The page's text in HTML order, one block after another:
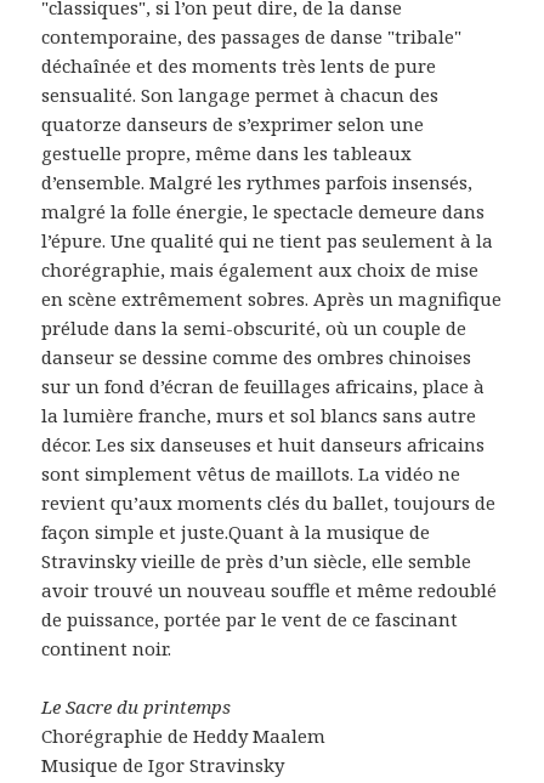
"classiques", si l’on peut dire, de la danse
contemporaine, des passages de danse "tribale"
déchaînée et des moments très lents de pure
sensualité. Son langage permet à chacun des
quatorze danseurs de s’exprimer selon une
gestuelle propre, même dans les tableaux
d’ensemble. Malgré les rythmes parfois insensés,
malgré la folle énergie, le spectacle demeure dans
l’épure. Une qualité qui ne tient pas seulement à la
chorégraphie, mais également aux choix de mise
en scène extrêmement sobres. Après un magnifique
prélude dans la semi-obscurité, où un couple de
danseur se dessine comme des ombres chinoises
sur un fond d’écran de feuillages africains, place à
la lumière franche, murs et sol blancs sans autre
décor. Les six danseuses et huit danseurs africains
sont simplement vêtus de maillots. La vidéo ne
revient qu’aux moments clés du ballet, toujours de
façon simple et juste.Quant à la musique de
Stravinsky vieille de près d’un siècle, elle semble
avoir trouvé un nouveau souffle et même redoublé
de puissance, portée par le vent de ce fascinant
continent noir.
Le Sacre du printemps
Chorégraphie de Heddy Maalem
Musique de Igor Stravinsky